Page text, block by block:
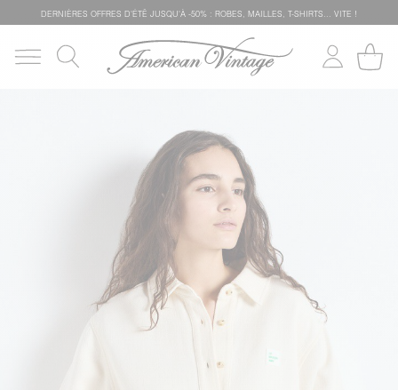
DERNIÈRES OFFRES D'ÉTÊ JUSQU'À -50% : ROBES, MAILLES, T-SHIRTS... VITE !